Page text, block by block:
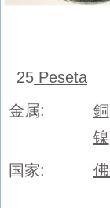
25 Peseta
金属:
銅
镍
国家: